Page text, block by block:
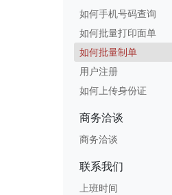
如何手机号码查询
如何批量打印面单
如何批量制单
用户注册
如何上传身份证
商务洽谈
商务洽谈
联系我们
上班时间